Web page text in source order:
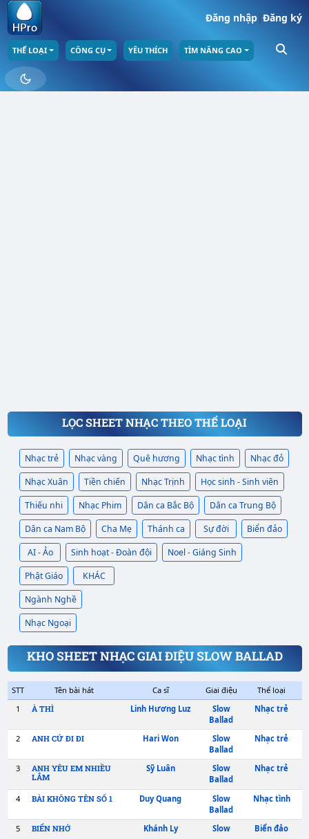
Đăng nhập|Đăng ký
THỂ LOẠI CÔNG CỤ YÊU THÍCH TÌM NÂNG CAO
LỌC SHEET NHẠC THEO THỂ LOẠI
Nhạc trẻ Nhạc vàng Quê hương Nhạc tình
Nhạc đỏ
Nhạc Xuân
Tiền chiến Nhạc Trịnh
Học sinh - Sinh viên
Thiếu nhi
Nhạc Phim Dân ca Bắc Bộ
Dân ca Trung Bộ
Dân ca Nam Bộ
Cha Mẹ Thánh ca Sự đời
Biển đảo
AI - Ảo
Sinh hoạt - Đoàn đội
Noel - Giáng Sinh
Phật Giáo
KHÁC
Ngành Nghề
Nhạc Ngoại
KHO SHEET NHẠC GIAI ĐIỆU SLOW BALLAD